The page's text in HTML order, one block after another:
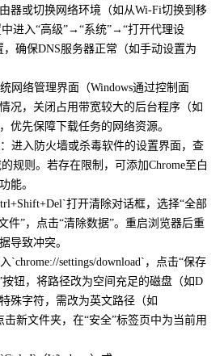
器或切换网络环境（如从Wi-Fi切换到移
中进入“高级”→“系统”→“打开代理设
确保DNS服务器正常（如手动设置为
网络管理界面（Windows通过控制面
况，关闭占用带宽较大的后台程序（如
优先保障下载任务的网络资源。
进入防火墙或杀毒软件的设置界面，查
规则。若存在限制，可添加Chrome至白
能。
打开清除对话框，选择“全部
件”，点击“清除数据”。重启浏览器后重
导致冲突。
`chrome://settings/download`，点击“保存
按钮，将路径改为空间充足的磁盘（如D
殊字符，需改为英文路径（如
击新文件夹，在“安全”标签页中为当前用